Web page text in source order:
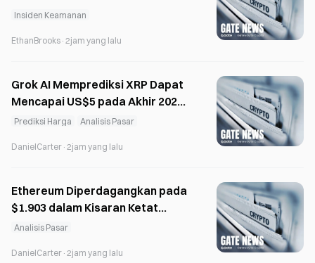
Kerentanan Kritis pada Versi
Insiden Keamanan
EthanBrooks · 2jam yang lalu
Grok AI Memprediksi XRP Dapat
Mencapai US$5 pada Akhir 2026
setelah UU CLARITY Disahkan
Prediksi Harga Analisis Pasar
DanielCarter · 2jam yang lalu
Ethereum Diperdagangkan pada
$1.903 dalam Kisaran Ketat
dengan Volume Harian $7B
Analisis Pasar
DanielCarter · 2jam yang lalu